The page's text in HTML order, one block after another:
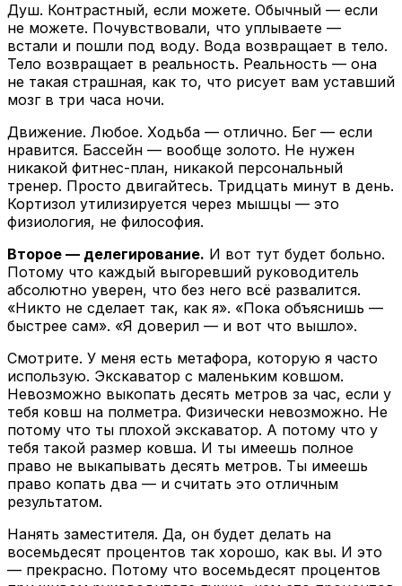
Душ. Контрастный, если можете. Обычный — если
не можете. Почувствовали, что уплываете —
встали и пошли под воду. Вода возвращает в тело.
Тело возвращает в реальность. Реальность — она
не такая страшная, как то, что рисует вам уставший
мозг в три часа ночи.
Движение. Любое. Ходьба — отлично. Бег — если
нравится. Бассейн — вообще золото. Не нужен
никакой фитнес-план, никакой персональный
тренер. Просто двигайтесь. Тридцать минут в день.
Кортизол утилизируется через мышцы — это
физиология, не философия.
Второе — делегирование. И вот тут будет больно.
Потому что каждый выгоревший руководитель
абсолютно уверен, что без него всё развалится.
«Никто не сделает так, как я». «Пока объяснишь —
быстрее сам». «Я доверил — и вот что вышло».
Смотрите. У меня есть метафора, которую я часто
использую. Экскаватор с маленьким ковшом.
Невозможно выкопать десять метров за час, если у
тебя ковш на полметра. Физически невозможно. Не
потому что ты плохой экскаватор. А потому что у
тебя такой размер ковша. И ты имеешь полное
право не выкапывать десять метров. Ты имеешь
право копать два — и считать это отличным
результатом.
Нанять заместителя. Да, он будет делать на
восемьдесят процентов так хорошо, как вы. И это
— прекрасно. Потому что восемьдесят процентов